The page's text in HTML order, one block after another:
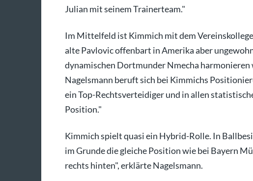
Julian mit seinem Trainerteam."
Im Mittelfeld ist Kimmich mit dem
alte Pavlovic offenbart in Amerika aber
dynamischen Dortmunder Nmecha
Nagelsmann beruft sich bei Kimmichs
ein Top-Rechtsverteidiger und in allen
Position."
Kimmich spielt quasi ein Hybrid-Rolle. In
im Grunde die gleiche Position wie bei Bayern
rechts hinten", erklärte Nagelsmann.